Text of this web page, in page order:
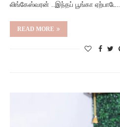
லிங்கேஸ்வரன் ..இந்தப் பூங்கா ஏற்பாடே…
READ MORE